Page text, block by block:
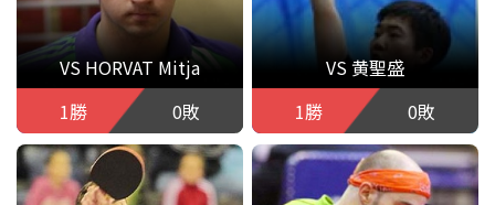
VS HORVAT Mitja
1勝
0敗
VS 黄聖盛
1勝
0敗